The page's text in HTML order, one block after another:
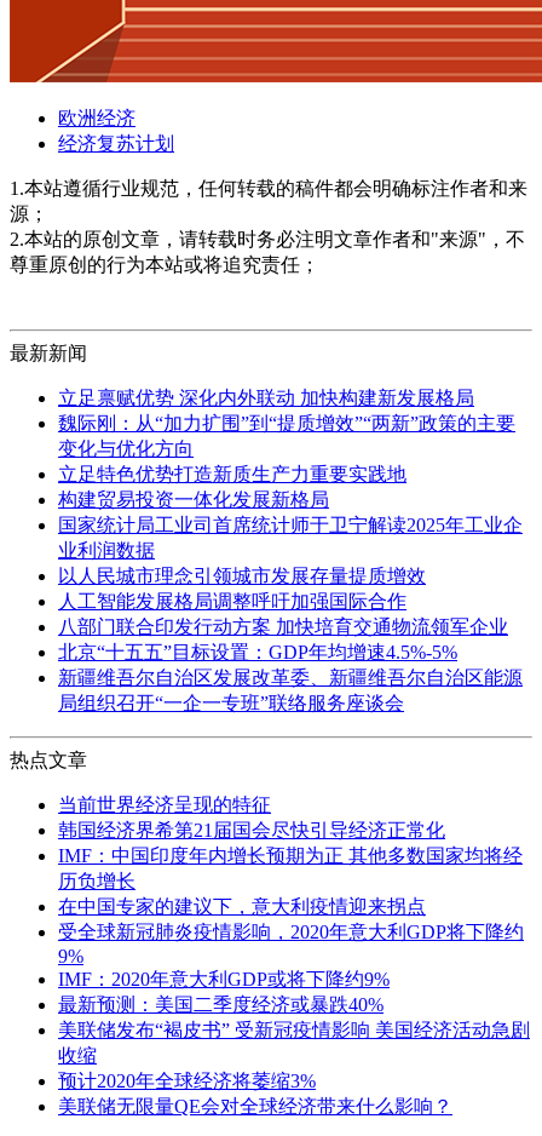
欧洲经济
经济复苏计划
1.本站遵循行业规范，任何转载的稿件都会明确标注作者和来
源；
2.本站的原创文章，请转载时务必注明文章作者和"来源"，不
尊重原创的行为本站或将追究责任；
最新新闻
立足禀赋优势 深化内外联动 加快构建新发展格局
魏际刚：从“加力扩围”到“提质增效”“两新”政策的主要
变化与优化方向
立足特色优势打造新质生产力重要实践地
构建贸易投资一体化发展新格局
国家统计局工业司首席统计师于卫宁解读2025年工业企
业利润数据
以人民城市理念引领城市发展存量提质增效
人工智能发展格局调整呼吁加强国际合作
八部门联合印发行动方案 加快培育交通物流领军企业
北京“十五五”目标设置：GDP年均增速4.5%-5%
新疆维吾尔自治区发展改革委、新疆维吾尔自治区能源
局组织召开“一企一专班”联络服务座谈会
热点文章
当前世界经济呈现的特征
韩国经济界希第21届国会尽快引导经济正常化
IMF：中国印度年内增长预期为正 其他多数国家均将经
历负增长
在中国专家的建议下，意大利疫情迎来拐点
受全球新冠肺炎疫情影响，2020年意大利GDP将下降约
9%
IMF：2020年意大利GDP或将下降约9%
最新预测：美国二季度经济或暴跌40%
美联储发布“褐皮书” 受新冠疫情影响 美国经济活动急剧
收缩
预计2020年全球经济将萎缩3%
美联储无限量QE会对全球经济带来什么影响？